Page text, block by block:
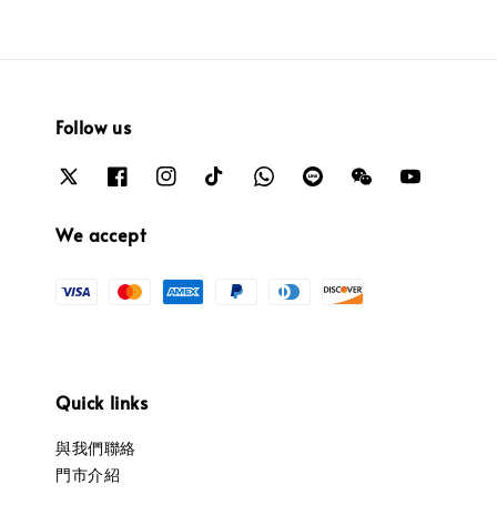
Follow us
We accept
Quick links
與我們聯絡
門市介紹